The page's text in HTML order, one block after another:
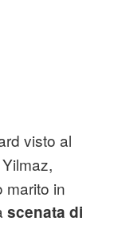
visto al
marito in
scenata di